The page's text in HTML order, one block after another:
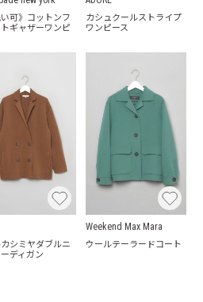
い可》コットンフ
ギャザーワンピ
カシュクールストライプ
ワンピース
シミヤダブルニ
ディガン
Weekend Max Mara
ウールテーラードコート